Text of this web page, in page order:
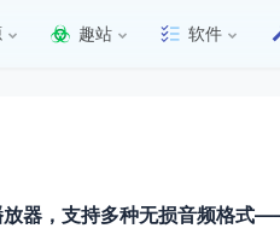
趣站 软件
放器，支持多种无损音频格式